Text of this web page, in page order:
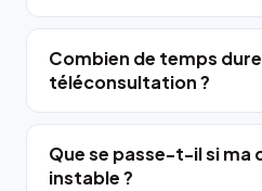
Combien de temps
téléconsultation ?
Que se passe-t-il si ma
instable ?